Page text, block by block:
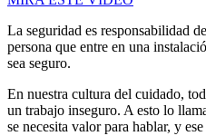
La seguridad es responsabilidad
persona que entre en una
sea seguro.
En nuestra cultura del cuidado,
un trabajo inseguro. A esto lo
se necesita valor para hablar, y